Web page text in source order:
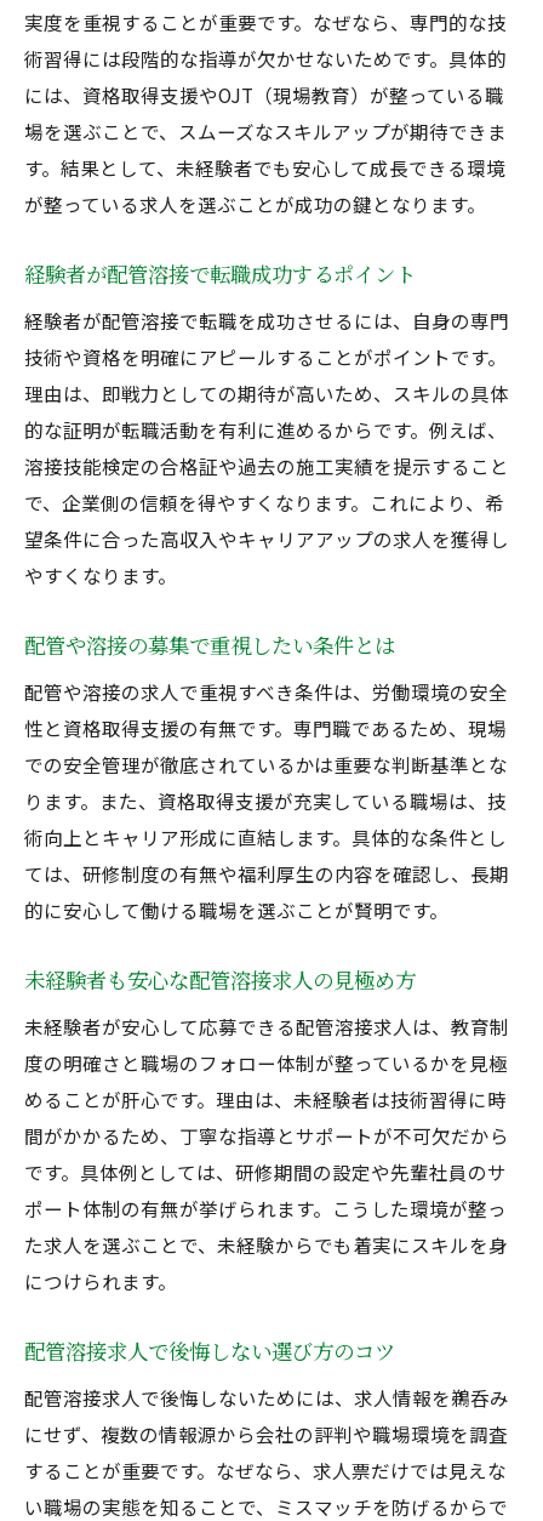
実度を重視することが重要です。なぜなら、専門的な技
術習得には段階的な指導が欠かせないためです。具体的
には、資格取得支援やOJT（現場教育）が整っている職
場を選ぶことで、スムーズなスキルアップが期待できま
す。結果として、未経験者でも安心して成長できる環境
が整っている求人を選ぶことが成功の鍵となります。
経験者が配管溶接で転職成功するポイント
経験者が配管溶接で転職を成功させるには、自身の専門
技術や資格を明確にアピールすることがポイントです。
理由は、即戦力としての期待が高いため、スキルの具体
的な証明が転職活動を有利に進めるからです。例えば、
溶接技能検定の合格証や過去の施工実績を提示すること
で、企業側の信頼を得やすくなります。これにより、希
望条件に合った高収入やキャリアアップの求人を獲得し
やすくなります。
配管や溶接の募集で重視したい条件とは
配管や溶接の求人で重視すべき条件は、労働環境の安全
性と資格取得支援の有無です。専門職であるため、現場
での安全管理が徹底されているかは重要な判断基準とな
ります。また、資格取得支援が充実している職場は、技
術向上とキャリア形成に直結します。具体的な条件とし
ては、研修制度の有無や福利厚生の内容を確認し、長期
的に安心して働ける職場を選ぶことが賢明です。
未経験者も安心な配管溶接求人の見極め方
未経験者が安心して応募できる配管溶接求人は、教育制
度の明確さと職場のフォロー体制が整っているかを見極
めることが肝心です。理由は、未経験者は技術習得に時
間がかかるため、丁寧な指導とサポートが不可欠だから
です。具体例としては、研修期間の設定や先輩社員のサ
ポート体制の有無が挙げられます。こうした環境が整っ
た求人を選ぶことで、未経験からでも着実にスキルを身
につけられます。
配管溶接求人で後悔しない選び方のコツ
配管溶接求人で後悔しないためには、求人情報を鵜呑み
にせず、複数の情報源から会社の評判や職場環境を調査
することが重要です。なぜなら、求人票だけでは見えな
い職場の実態を知ることで、ミスマッチを防げるからで